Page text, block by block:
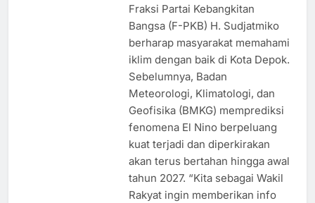
Fraksi Partai Kebangkitan
Bangsa (F-PKB) H. Sudjatmiko
berharap masyarakat memahami
iklim dengan baik di Kota Depok.
Sebelumnya, Badan
Meteorologi, Klimatologi, dan
Geofisika (BMKG) memprediksi
fenomena El Nino berpeluang
kuat terjadi dan diperkirakan
akan terus bertahan hingga awal
tahun 2027. “Kita sebagai Wakil
Rakyat ingin memberikan info